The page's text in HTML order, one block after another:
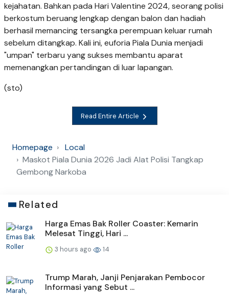
kejahatan. Bahkan pada Hari Valentine 2024, seorang polisi
berkostum beruang lengkap dengan balon dan hadiah
berhasil memancing tersangka perempuan keluar rumah
sebelum ditangkap. Kali ini, euforia Piala Dunia menjadi
"umpan" terbaru yang sukses membantu aparat
memenangkan pertandingan di luar lapangan.
(sto)
Read Entire Article
Homepage
Local
Maskot Piala Dunia 2026 Jadi Alat Polisi Tangkap
Gembong Narkoba
Related
Harga Emas Bak Roller Coaster: Kemarin
Melesat Tinggi, Hari ...
3 hours ago 14
Trump Marah, Janji Penjarakan Pembocor
Informasi yang Sebut ...